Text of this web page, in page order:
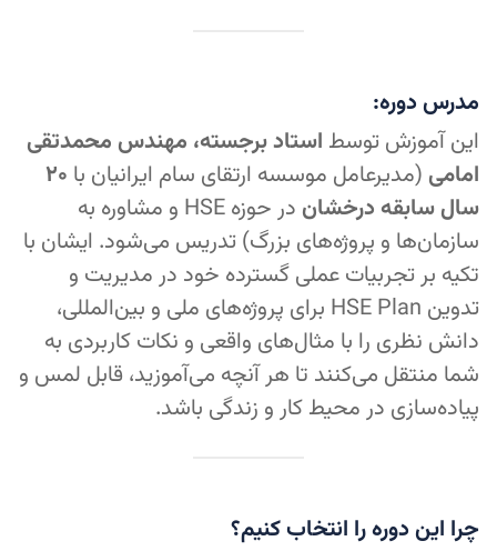
مدرس دوره:
این آموزش توسط استاد برجسته، مهندس محمدتقی
امامی (مدیرعامل موسسه ارتقای سام ایرانیان با ۲۰
سال سابقه درخشان
در حوزه HSE و مشاوره به
سازمان‌ها و پروژه‌های بزرگ) تدریس می‌شود. ایشان با
تکیه بر تجربیات عملی گسترده خود در مدیریت و
تدوین HSE Plan برای پروژه‌های ملی و بین‌المللی،
دانش نظری را با مثال‌های واقعی و نکات کاربردی به
شما منتقل می‌کنند تا هر آنچه می‌آموزید، قابل لمس و
پیاده‌سازی در محیط کار و زندگی باشد.
چرا این دوره را انتخاب کنیم؟